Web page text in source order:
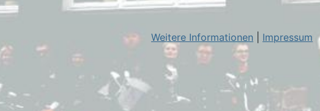
Weitere Informationen
Impressum